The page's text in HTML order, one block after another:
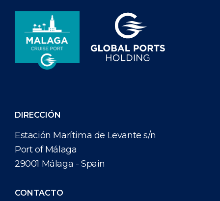
DIRECCIÓN
Estación Marítima de Levante s/n
Port of Málaga
29001 Málaga - Spain
CONTACTO